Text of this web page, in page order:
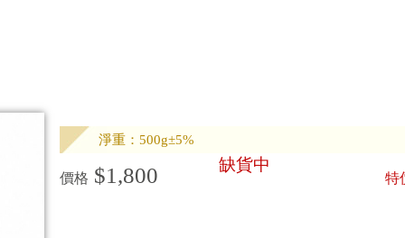
淨重：500g±5%
價格 $1,800 特
缺貨中